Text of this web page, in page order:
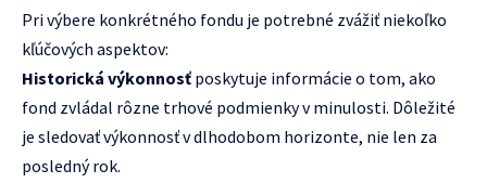
Pri výbere konkrétného fondu je potrebné zvážiť niekoľko
kľúčových aspektov:
Historická výkonnosť poskytuje informácie o tom, ako
fond zvládal rôzne trhové podmienky v minulosti. Dôležité
je sledovať výkonnosť v dlhodobom horizonte, nie len za
posledný rok.